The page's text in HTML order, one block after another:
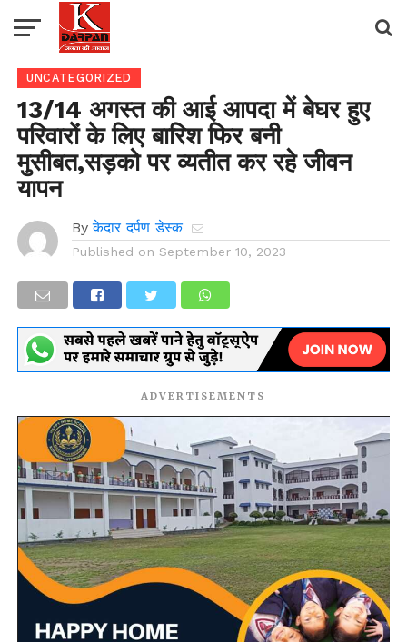
UNCATEGORIZED
13/14 अगस्त की आई आपदा में बेघर हुए
परिवारों के लिए बारिश फिर बनी
मुसीबत,सड़को पर व्यतीत कर रहे जीवन
यापन
By केदार दर्पण डेस्क
Published on September 10, 2023
ADVERTISEMENTS